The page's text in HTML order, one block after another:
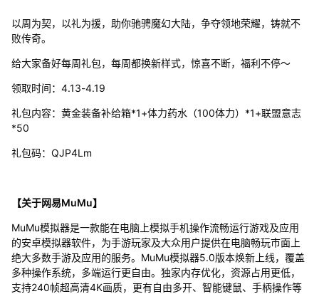
以周为契，以礼为援，助你驰骋魔幻大陆，争夺领地荣耀，铸就不
败传奇。
给大家备好每周礼包，每周都换新样式，惊喜不断，福利不停～
领取时间：4.13-4.19
礼包内容：黄金装备补给箱*1+体力药水（100体力）*1+联盟意志
*50
礼包码：QJP4Lm
【关于网易MuMu】
MuMu模拟器是一款能在电脑上模拟手机操作流畅运行游戏及应用
的安卓模拟器软件，为手游玩家及大众用户提供在电脑畅玩市面上
绝大多数手游及应用的服务。MuMu模拟器5.0版本焕新上线，覆盖
多种操作系统，多端运行更自由。独家内存优化，资源占用更低，
支持240帧超高清4K画质，更有自由多开、智能键鼠、手柄操作等